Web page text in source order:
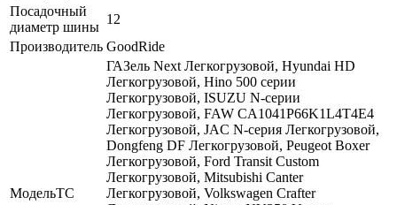
Посадочный
диаметр шины
12
Производитель GoodRide
МодельТС
ГАЗель Next Легкогрузовой, Hyundai HD
Легкогрузовой, Hino 500 серии
Легкогрузовой, ISUZU N-серии
Легкогрузовой, FAW CA1041P66K1L4T4E4
Легкогрузовой, JAC N-серия Легкогрузовой,
Dongfeng DF Легкогрузовой, Peugeot Boxer
Легкогрузовой, Ford Transit Custom
Легкогрузовой, Mitsubishi Canter
Легкогрузовой, Volkswagen Crafter